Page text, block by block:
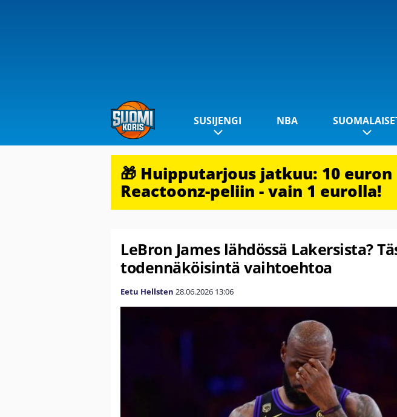
SUSIJENGI NBA
🎁 Huipputarjous jatkuu: 10
Reactoonz-peliin - vain 1 eurolla!
LeBron James lähdössä Lakersista?
todennäköisintä vaihtoehtoa
Eetu Hellsten 28.06.2026 13:06